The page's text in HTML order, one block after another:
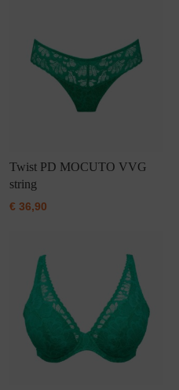
Twist PD MOCUTO VVG
string
€36,90